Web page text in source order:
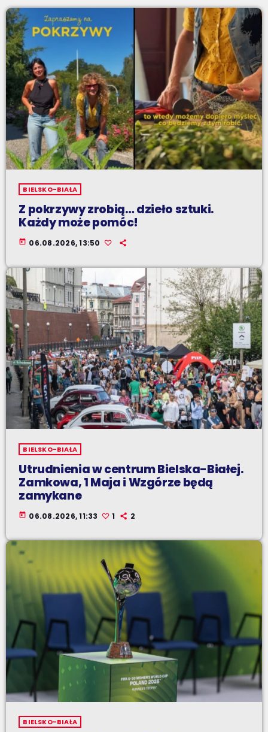
BIELSKO-BIAŁA
Z pokrzywy zrobią… dzieło sztuki.
Każdy może pomóc!
today 06.08.2026, 13:50
BIELSKO-BIAŁA
Utrudnienia w centrum Bielska-Białej.
Zamkowa, 1 Maja i Wzgórze będą
zamykane
today 06.08.2026, 11:33 1 2
BIELSKO-BIAŁA